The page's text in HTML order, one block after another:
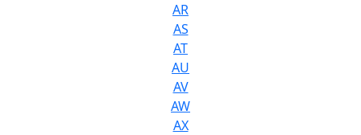
AR
AS
AT
AU
AV
AW
AX